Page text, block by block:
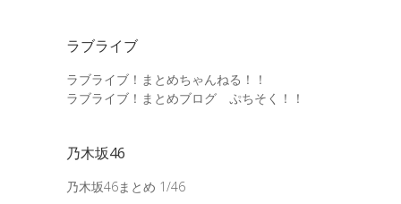
ラブライブ
ラブライブ！まとめちゃんねる！！
ラブライブ！まとめブログ ぷちそく！！
乃木坂46
乃木坂46まとめ 1/46